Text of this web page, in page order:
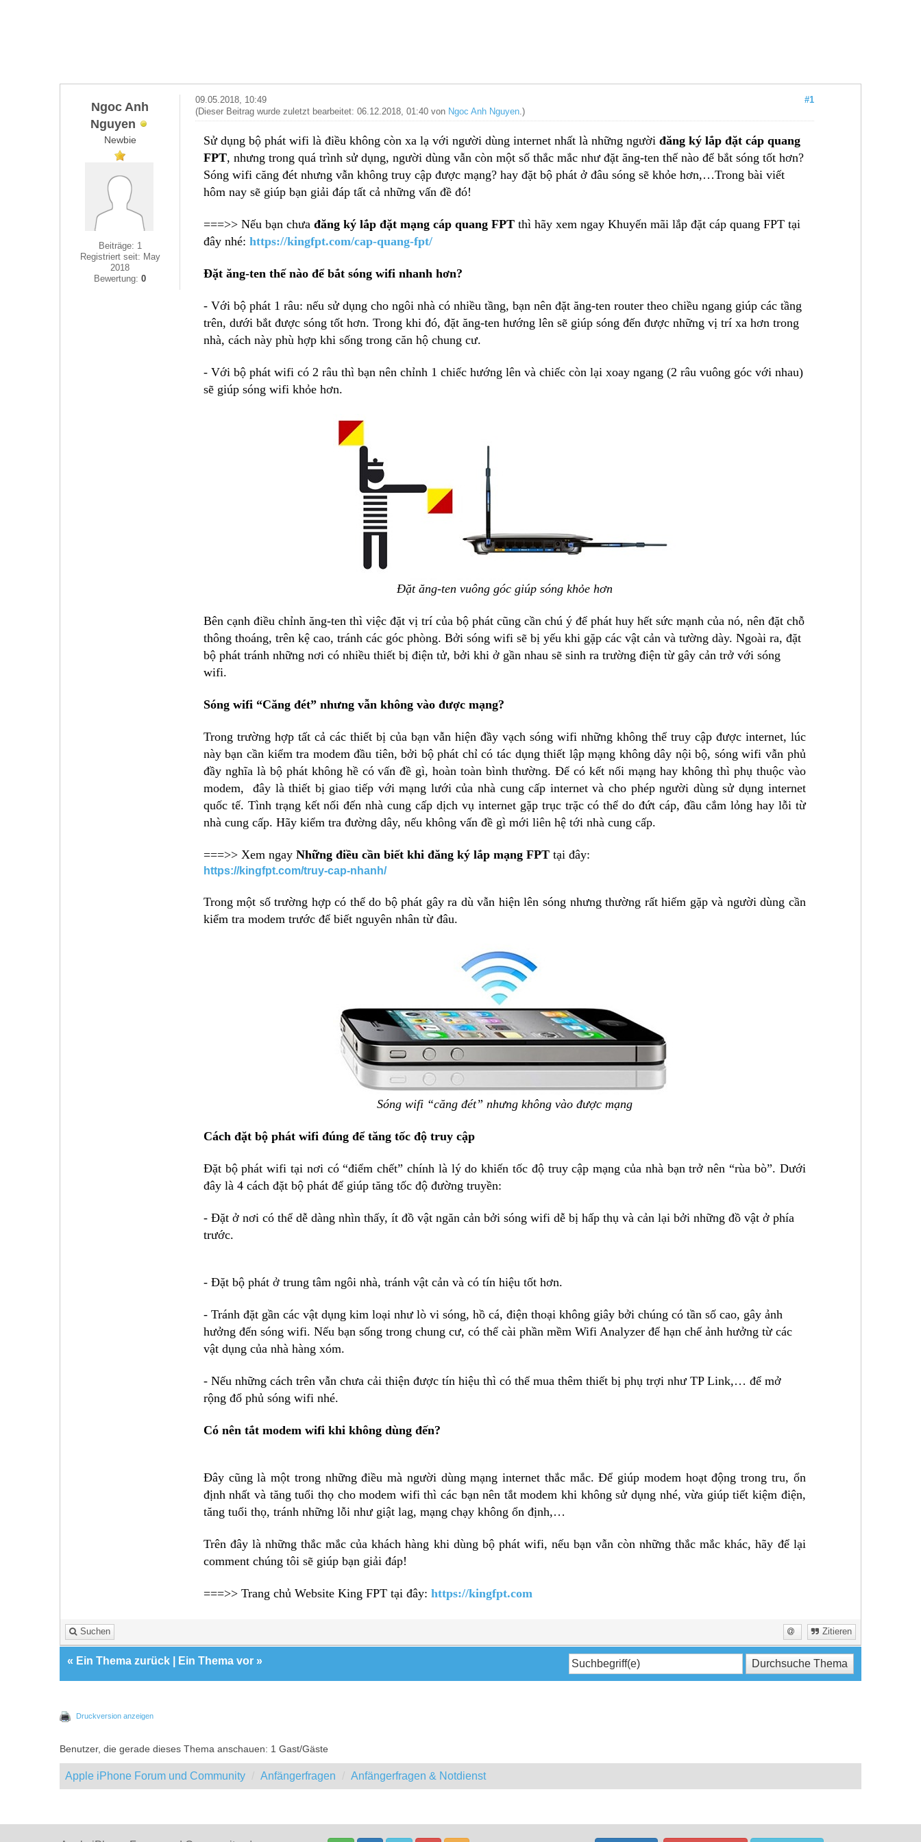
Ngoc Anh
Nguyen
Newbie
Beiträge: 1
Registriert seit: May
2018
Bewertung:0
#1
09.05.2018, 10:49
(Dieser Beitrag wurde zuletzt bearbeitet: 06.12.2018, 01:40 von Ngoc Anh Nguyen.)
Sử dụng bộ phát wifi là điều không còn xa lạ với người dùng internet nhất là những người đăng ký lắp đặt cáp quang
FPT, nhưng trong quá trình sử dụng, người dùng vẫn còn một số thắc mắc như đặt ăng-ten thế nào để bắt sóng tốt hơn?
Sóng wifi căng đét nhưng vẫn không truy cập được mạng? hay đặt bộ phát ở đâu sóng sẽ khỏe hơn,…Trong bài viết
hôm nay sẽ giúp bạn giải đáp tất cả những vấn đề đó!
===>> Nếu bạn chưa đăng ký lắp đặt mạng cáp quang FPTthì hãy xem ngay Khuyến mãi lắp đặt cáp quang FPT tại
đây nhé: https://kingfpt.com/cap-quang-fpt/
Đặt ăng-ten thế nào để bắt sóng wifi nhanh hơn?
- Với bộ phát 1 râu: nếu sử dụng cho ngôi nhà có nhiều tầng, bạn nên đặt ăng-ten router theo chiều ngang giúp các tầng
trên, dưới bắt được sóng tốt hơn. Trong khi đó, đặt ăng-ten hướng lên sẽ giúp sóng đến được những vị trí xa hơn trong
nhà, cách này phù hợp khi sống trong căn hộ chung cư.
- Với bộ phát wifi có 2 râu thì bạn nên chỉnh 1 chiếc hướng lên và chiếc còn lại xoay ngang (2 râu vuông góc với nhau)
sẽ giúp sóng wifi khỏe hơn.
Đặt ăng-ten vuông góc giúp sóng khỏe hơn
Bên cạnh điều chỉnh ăng-ten thì việc đặt vị trí của bộ phát cũng cần chú ý để phát huy hết sức mạnh của nó, nên đặt chỗ
thông thoáng, trên kệ cao, tránh các góc phòng. Bởi sóng wifi sẽ bị yếu khi gặp các vật cản và tường dày. Ngoài ra, đặt
bộ phát tránh những nơi có nhiều thiết bị điện tử, bởi khi ở gần nhau sẽ sinh ra trường điện từ gây cản trở với sóng
wifi.
Sóng wifi “Căng đét” nhưng vẫn không vào được mạng?
Trong trường hợp tất cả các thiết bị của bạn vẫn hiện đầy vạch sóng wifi những không thể truy cập được internet, lúc
này bạn cần kiểm tra modem đầu tiên, bởi bộ phát chỉ có tác dụng thiết lập mạng không dây nội bộ, sóng wifi vẫn phủ
đầy nghĩa là bộ phát không hề có vấn đề gì, hoàn toàn bình thường. Để có kết nối mạng hay không thì phụ thuộc vào
modem, đây là thiết bị giao tiếp với mạng lưới của nhà cung cấp internet và cho phép người dùng sử dụng internet
quốc tế. Tình trạng kết nối đến nhà cung cấp dịch vụ internet gặp trục trặc có thể do đứt cáp, đầu cắm lỏng hay lỗi từ
nhà cung cấp. Hãy kiểm tra đường dây, nếu không vấn đề gì mới liên hệ tới nhà cung cấp.
===>> Xem ngay Những điều cần biết khi đăng ký lắp mạng FPTtại đây:
https://kingfpt.com/truy-cap-nhanh/
Trong một số trường hợp có thể do bộ phát gây ra dù vẫn hiện lên sóng nhưng thường rất hiếm gặp và người dùng cần
kiểm tra modem trước để biết nguyên nhân từ đâu.
Sóng wifi “căng đét” nhưng không vào được mạng
Cách đặt bộ phát wifi đúng để tăng tốc độ truy cập
Đặt bộ phát wifi tại nơi có “điểm chết” chính là lý do khiến tốc độ truy cập mạng của nhà bạn trở nên “rùa bò”. Dưới
đây là 4 cách đặt bộ phát để giúp tăng tốc độ đường truyền:
- Đặt ở nơi có thể dễ dàng nhìn thấy, ít đồ vật ngăn cản bởi sóng wifi dễ bị hấp thụ và cản lại bởi những đồ vật ở phía
trước.
- Đặt bộ phát ở trung tâm ngôi nhà, tránh vật cản và có tín hiệu tốt hơn.
- Tránh đặt gần các vật dụng kim loại như lò vi sóng, hồ cá, điện thoại không giây bởi chúng có tần số cao, gây ảnh
hưởng đến sóng wifi. Nếu bạn sống trong chung cư, có thể cài phần mềm Wifi Analyzer để hạn chế ảnh hưởng từ các
vật dụng của nhà hàng xóm.
- Nếu những cách trên vẫn chưa cải thiện được tín hiệu thì có thể mua thêm thiết bị phụ trợi như TP Link,… để mở
rộng đổ phủ sóng wifi nhé.
Có nên tắt modem wifi khi không dùng đến?
Đây cũng là một trong những điều mà người dùng mạng internet thắc mắc. Để giúp modem hoạt động trong tru, ổn
định nhất và tăng tuổi thọ cho modem wifi thì các bạn nên tắt modem khi không sử dụng nhé, vừa giúp tiết kiệm điện,
tăng tuổi thọ, tránh những lỗi như giật lag, mạng chạy không ổn định,…
Trên đây là những thắc mắc của khách hàng khi dùng bộ phát wifi, nếu bạn vẫn còn những thắc mắc khác, hãy để lại
comment chúng tôi sẽ giúp bạn giải đáp!
===>> Trang chủ Website King FPT tại đây: https://kingfpt.com
Suchen Zitieren
« Ein Thema zurück Ein Thema vor »
Druckversion anzeigen
Benutzer, die gerade dieses Thema anschauen: 1 Gast/Gäste
Apple iPhone Forum und Community Anfängerfragen Anfängerfragen & Notdienst